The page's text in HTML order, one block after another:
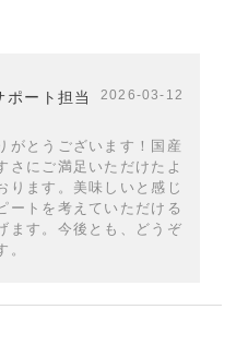
ポート担当 2026-03-12
がとうございます！国産
さにご満足いただけたよ
ります。美味しいと感じ
ートを考えていただける
ます。今後とも、どうぞ
。